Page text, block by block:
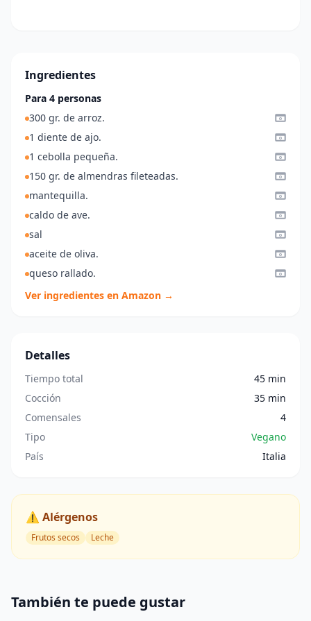
Ingredientes
Para 4 personas
300 gr. de arroz.
1 diente de ajo.
1 cebolla pequeña.
150 gr. de almendras fileteadas.
mantequilla.
caldo de ave.
sal
aceite de oliva.
queso rallado.
Ver ingredientes en Amazon →
Detalles
Tiempo total
45 min
Cocción
35 min
Comensales
4
Tipo
Vegano
País
Italia
⚠️ Alérgenos
Frutos secos Leche
También te puede gustar